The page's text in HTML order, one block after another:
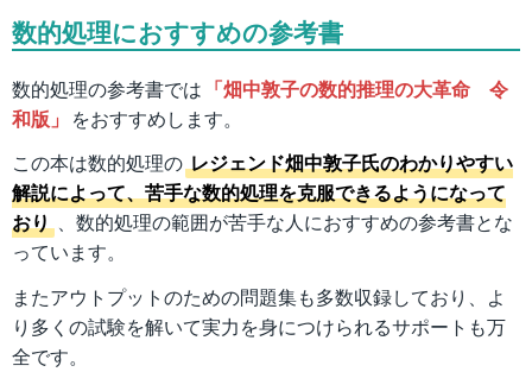
数的処理におすすめの参考書
数的処理の参考書では 「畑中敦子の数的推理の大革命 令
和版」 をおすすめします。
この本は数的処理の レジェンド畑中敦子氏のわかりやすい
解説によって、苦手な数的処理を克服できるようになって
おり 、数的処理の範囲が苦手な人におすすめの参考書とな
っています。
またアウトプットのための問題集も多数収録しており、よ
り多くの試験を解いて実力を身につけられるサポートも万
全です。